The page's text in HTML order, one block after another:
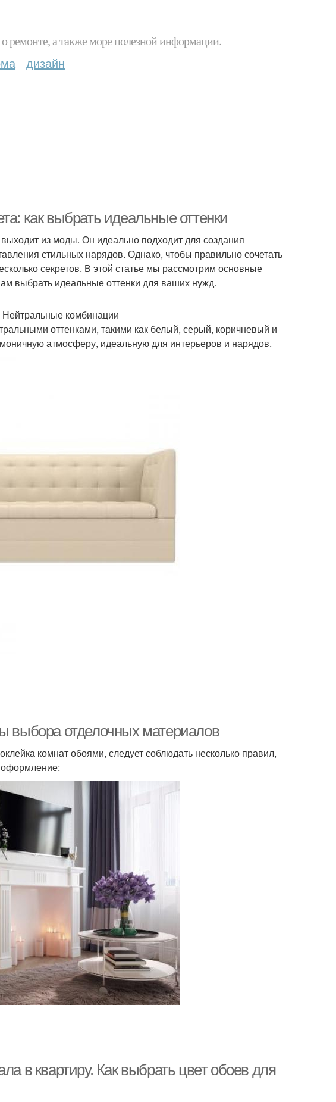
о ремонте, а также море полезной информации.
дизайн
как выбрать идеальные оттенки
из моды. Он идеально подходит для создания
стильных нарядов. Однако, чтобы правильно сочетать
секретов. В этой статье мы рассмотрим основные
выбрать идеальные оттенки для ваших нужд.
комбинации
оттенками, такими как белый, серый, коричневый и
атмосферу, идеальную для интерьеров и нарядов.
выбора отделочных материалов
комнат обоями, следует соблюдать несколько правил,
оформление:
в квартиру. Как выбрать цвет обоев для